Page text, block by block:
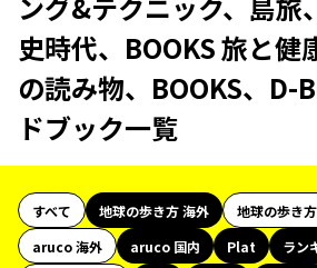
史時代、BOOKS 旅と健
の読み物、BOOKS、D-
ドブック一覧
すべて 地球の歩き方 海外
地球の歩き
aruco 海外
aruco 国内 Plat
ラン